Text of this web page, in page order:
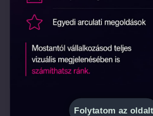
Folytatom az oldalt